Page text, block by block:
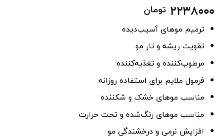
۲۲۳۸۰۰۰ تومان
ترمیم موهای آسیب‌دیده
تقویت ریشه و تار مو
مرطوب‌کننده و تغذیه‌کننده
فرمول ملایم برای استفاده روزانه
مناسب موهای خشک و شکننده
مناسب موهای رنگ‌شده و تحت حرارت
افزایش نرمی و درخشندگی مو